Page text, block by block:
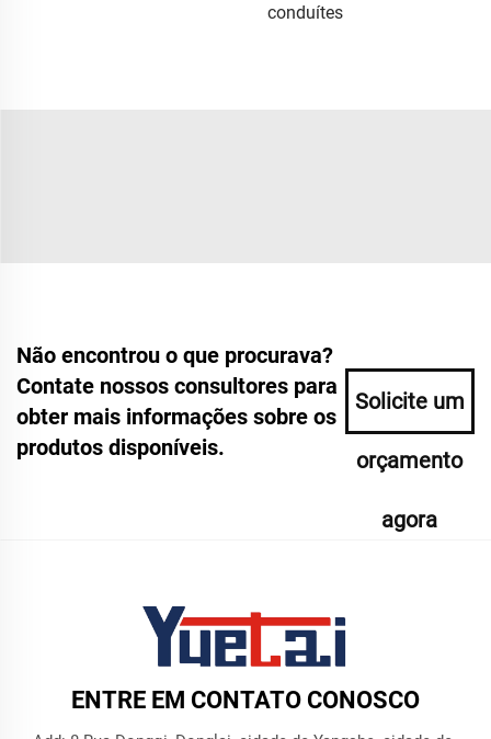
conduítes
Não encontrou o que procurava?
Contate nossos consultores para
obter mais informações sobre os
produtos disponíveis.
Solicite um
orçamento
agora
ENTRE EM CONTATO CONOSCO